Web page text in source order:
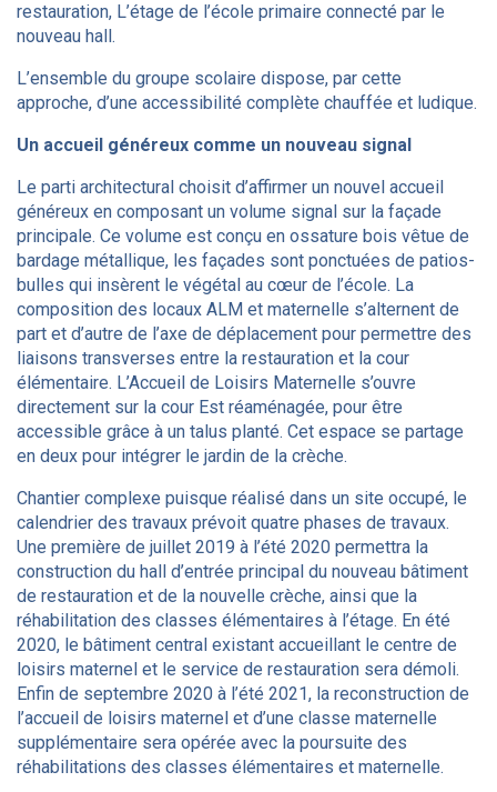
restauration, L’étage de l’école primaire connecté par le
nouveau hall.
L’ensemble du groupe scolaire dispose, par cette
approche, d’une accessibilité complète chauffée et ludique.
Un accueil généreux comme un nouveau signal
Le parti architectural choisit d’affirmer un nouvel accueil
généreux en composant un volume signal sur la façade
principale. Ce volume est conçu en ossature bois vêtue de
bardage métallique, les façades sont ponctuées de patios-
bulles qui insèrent le végétal au cœur de l’école. La
composition des locaux ALM et maternelle s’alternent de
part et d’autre de l’axe de déplacement pour permettre des
liaisons transverses entre la restauration et la cour
élémentaire. L’Accueil de Loisirs Maternelle s’ouvre
directement sur la cour Est réaménagée, pour être
accessible grâce à un talus planté. Cet espace se partage
en deux pour intégrer le jardin de la crèche.
Chantier complexe puisque réalisé dans un site occupé, le
calendrier des travaux prévoit quatre phases de travaux.
Une première de juillet 2019 à l’été 2020 permettra la
construction du hall d’entrée principal du nouveau bâtiment
de restauration et de la nouvelle crèche, ainsi que la
réhabilitation des classes élémentaires à l’étage. En été
2020, le bâtiment central existant accueillant le centre de
loisirs maternel et le service de restauration sera démoli.
Enfin de septembre 2020 à l’été 2021, la reconstruction de
l’accueil de loisirs maternel et d’une classe maternelle
supplémentaire sera opérée avec la poursuite des
réhabilitations des classes élémentaires et maternelle.